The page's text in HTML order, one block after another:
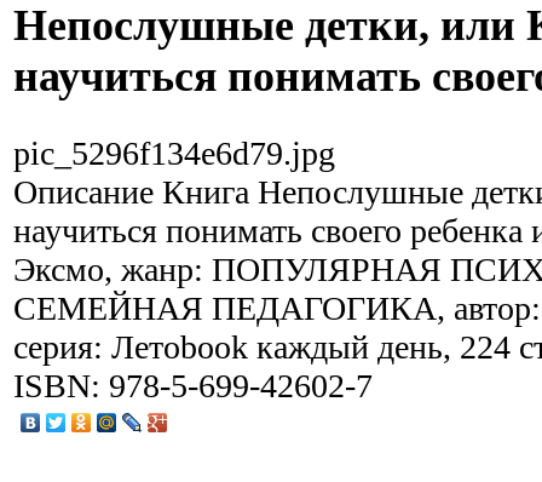
Непослушные детки, или
научиться понимать
pic_5296f134e6d79.jpg
Описание Книга Непослушные
научиться понимать своего ребенка
Эксмо, жанр: ПОПУЛЯРНАЯ
СЕМЕЙНАЯ ПЕДАГОГИКА, автор:
серия: Летоbook каждый день, 224
ISBN: 978-5-699-42602-7